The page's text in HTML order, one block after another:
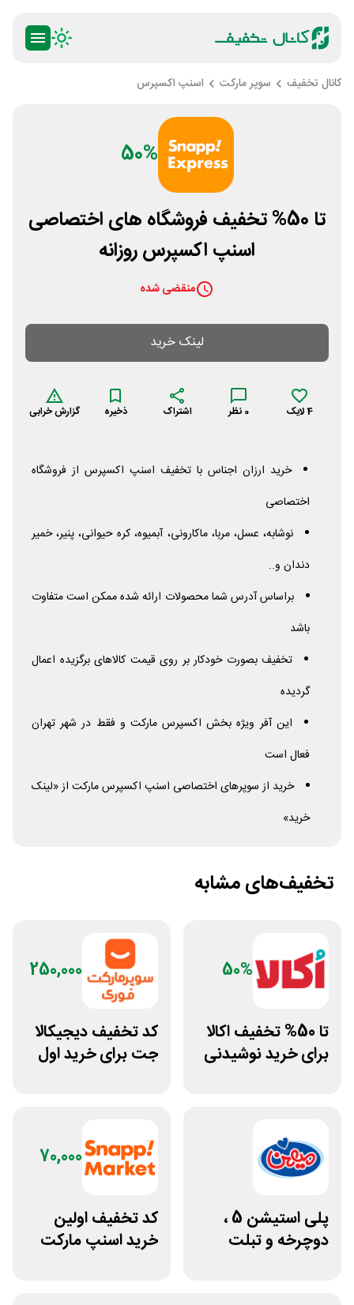
کانال تخفیف سوپر مارکت اسنپ اکسپرس
50%
تا 50% تخفیف فروشگاه های اختصاصی
اسنپ اکسپرس روزانه
منقضی شده
لینک خرید
4 لایک 0 نظر اشتراک ذخیره گزارش خرابی
خرید ارزان اجناس با تخفیف اسنپ اکسپرس از فروشگاه
اختصاصی
نوشابه، عسل، مربا، ماکارونی، آبمیوه، کره حیوانی، پنیر، خمیر
دندان و..
براساس آدرس شما محصولات ارائه شده ممکن است متفاوت
باشد
تخفیف بصورت خودکار بر روی قیمت کالاهای برگزیده اعمال
گردیده
این آفر ویژه بخش اکسپرس مارکت و فقط در شهر تهران
فعال است
خرید از سوپرهای اختصاصی اسنپ اکسپرس مارکت از «لینک
خرید»
تخفیف‌های مشابه
50%
تا 50% تخفیف اکالا
برای خرید نوشیدنی
250,000
کد تخفیف دیجیکالا
جت برای خرید اول
پلی استیشن 5 ،
دوچرخه و تبلت
70,000
کد تخفیف اولین
خرید اسنپ مارکت